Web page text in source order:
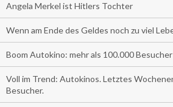
Angela Merkel ist Hitlers Tochter
Wenn am Ende des Geldes noch zu viel
Boom Autokino: mehr als 100.000
Voll im Trend: Autokinos. Letztes
Besucher.